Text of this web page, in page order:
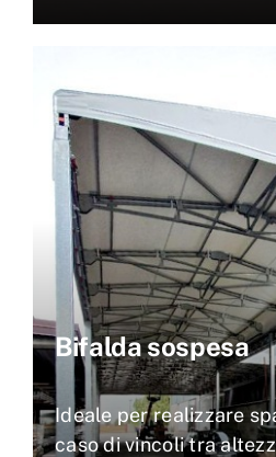
Bifalda sospesa
Ideale per realizzare
caso di vincoli tra